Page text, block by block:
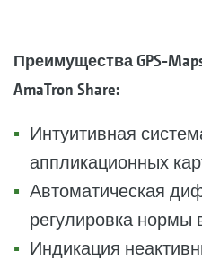
Преимущества GPS-
AmaTron Share:
Интуитивная
аппликационных
Автоматическая
регулировка нормы
Индикация